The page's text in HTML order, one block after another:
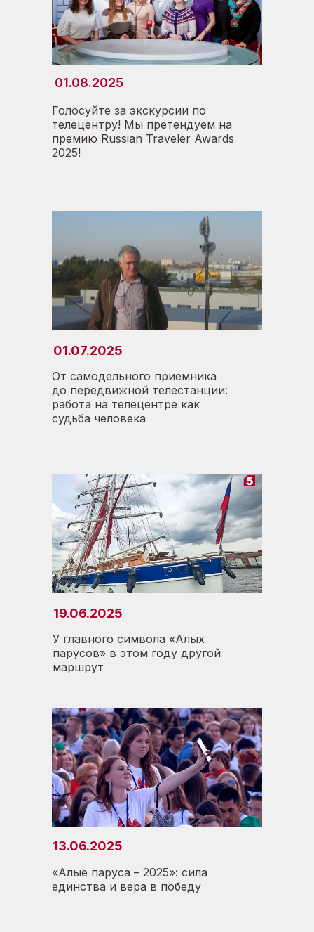
01.08.2025
Голосуйте за экскурсии по
телецентру! Мы претендуем на
премию Russian Traveler Awards
2025!
У главного символа «Алых
парусов» в этом году другой
маршрут
«Алые паруса – 2025»: сила
единства и вера в победу
13.06.2025
19.06.2025
От самодельного приемника
до передвижной телестанции:
работа на телецентре как
судьба человека
01.07.2025